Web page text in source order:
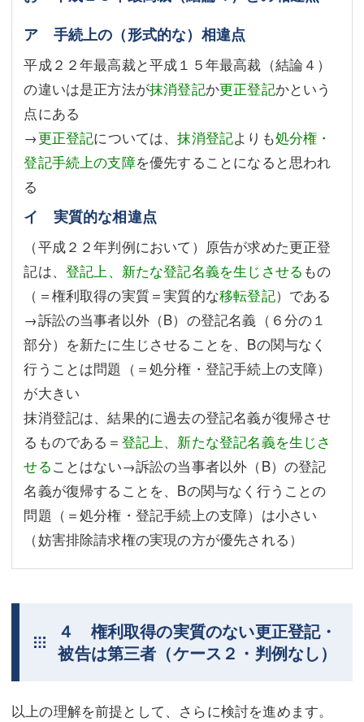
ア 手続上の（形式的な）相違点
平成２２年最高裁と平成１５年最高裁（結論４）
の違いは是正方法が抹消登記か更正登記かという
点にある
→更正登記については、抹消登記よりも処分権・
登記手続上の支障を優先することになると思われ
る
イ 実質的な相違点
（平成２２年判例において）原告が求めた更正登
記は、 登記上、新たな登記名義を生じさせる もの
（＝権利取得の実質＝実質的な移転登記）である
→訴訟の当事者以外（B）の登記名義（６分の１
部分）を新たに生じさせることを、Bの関与なく
行うことは問題（＝処分権・登記手続上の支障）
が大きい
抹消登記は、結果的に過去の登記名義が復帰させ
るものである＝ 登記上、新たな登記名義を生じさ
せることはない→訴訟の当事者以外（B）の登記
名義が復帰することを、Bの関与なく行うことの
問題（＝処分権・登記手続上の支障）は小さい
（妨害排除請求権の実現の方が優先される）
４ 権利取得の実質のない更正登記・
被告は第三者（ケース２・判例なし）
以上の理解を前提として、さらに検討を進めます。